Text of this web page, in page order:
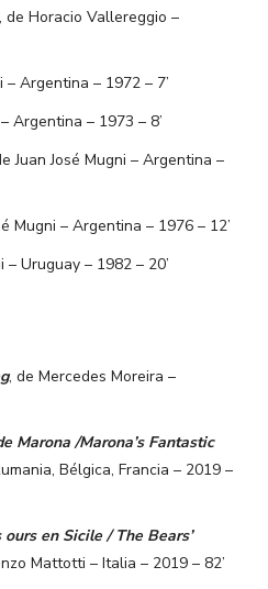
, de Horacio Vallereggio –
– Argentina – 1972 – 7’
Argentina – 1973 – 8’
Juan José Mugni – Argentina –
Mugni – Argentina – 1976 – 12’
– Uruguay – 1982 – 20’
, de Mercedes Moreira –
Marona /Marona’s Fantastic
Bélgica, Francia – 2019 –
en Sicile / The Bears’
Mattotti – Italia – 2019 – 82’